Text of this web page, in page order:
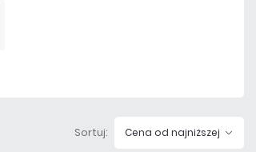
Sortuj: Cena od najniższej